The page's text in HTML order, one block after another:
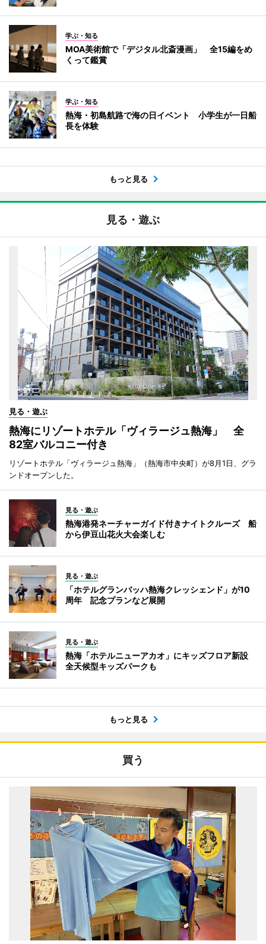
学ぶ・知る
MOA美術館で「デジタル北斎漫画」 全15編をめ
くって鑑賞
学ぶ・知る
熱海・初島航路で海の日イベント 小学生が一日船
長を体験
もっと見る
見る・遊ぶ
見る・遊ぶ
熱海にリゾートホテル「ヴィラージュ熱海」 全
82室バルコニー付き
リゾートホテル「ヴィラージュ熱海」（熱海市中央町）が8月1日、グラ
ンドオープンした。
見る・遊ぶ
熱海港発ネーチャーガイド付きナイトクルーズ 船
から伊豆山花火大会楽しむ
見る・遊ぶ
「ホテルグランバッハ熱海クレッシェンド」が10
周年 記念プランなど展開
見る・遊ぶ
熱海「ホテルニューアカオ」にキッズフロア新設
全天候型キッズパークも
もっと見る
買う